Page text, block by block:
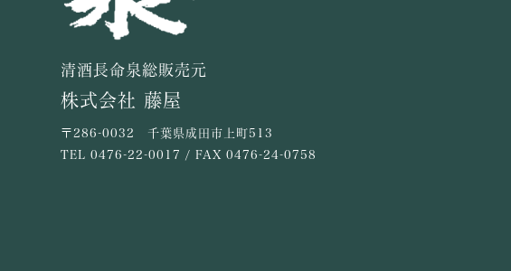
清酒長命泉総販売元
株式会社 藤屋
〒286-0032 千葉県成田市上町513
TEL0476-22-0017 / FAX 0476-24-0758